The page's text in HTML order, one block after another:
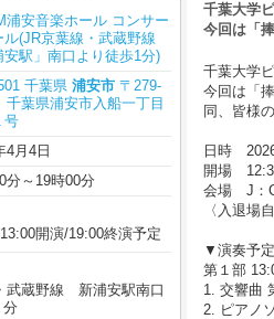
浦安音楽ホール コンサー
ル(JR京葉線・武蔵野線
安駅」南口より徒歩1分)
千葉県 浦安市 〒279-
葉県浦安市入船一丁目
号
4月4日
分～19時00分
開演/19:00終演予定
武蔵野線 新浦安駅南口
千葉大学
今回は「
千葉大学
今回は「
同、皆様
日時
開場
会場 J：
〈入退場
▼演奏予
第１部
1. 交響曲
2. ピアノ